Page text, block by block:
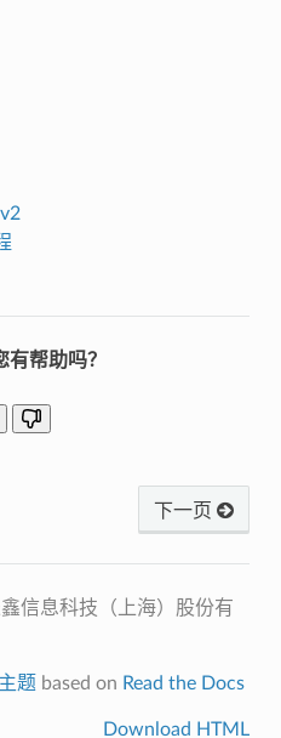
有帮助吗？
下一页
信息科技（上海）股份有
主题 based on Read the Docs
Download HTML